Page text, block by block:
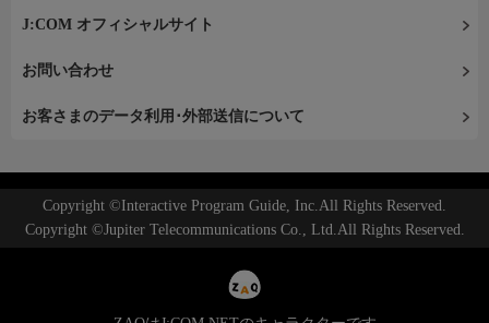
J:COM オフィシャルサイト
お問い合わせ
お客さまのデータ利用･外部送信について
Copyright ©Interactive Program Guide, Inc.All Rights Reserved.
Copyright ©Jupiter Telecommunications Co., Ltd.All Rights Reserved.